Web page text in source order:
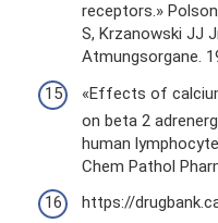
receptors.»
S, Krzanowski JJ
Atmungsorgane.
«Effects of
on beta 2
human
Chem Pathol
https://